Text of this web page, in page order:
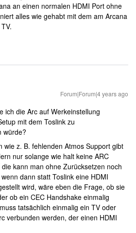
an einen normalen HDMI Port ohne
alles wie gehabt mit dem am Arcana
Forum|Forum|4 years ago
ich die Arc auf Werkeinstellung
mit dem Toslink zu
würde?
z. B. fehlenden Atmos Support gibt
nur solange wie halt keine ARC
kann man ohne Zurücksetzen noch
dann statt Toslink eine HDMI
wird, wäre eben die Frage, ob sie
ob ein CEC Handshake einmalig
tatsächlich einmalig ein TV oder
verbunden werden, der einen HDMI